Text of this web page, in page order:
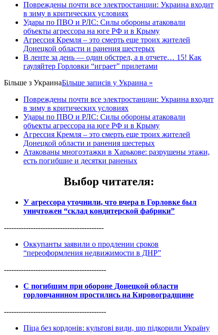
Повреждены почти все электростанции: Украина входит
в зиму в критических условиях
Удары по ПВО и РЛС: Силы обороны атаковали
объекты агрессора на юге РФ и в Крыму
Агрессия Кремля – это смерть еще троих жителей
Донецкой области и ранения шестерых
В ленте за день — один обстрел, а в отчете… 15! Как
гауляйтер Горловки “играет” прилетами
Більше з УкраинаБільше записів у Украина »
Повреждены почти все электростанции: Украина входит
в зиму в критических условиях
Удары по ПВО и РЛС: Силы обороны атаковали
объекты агрессора на юге РФ и в Крыму
Агрессия Кремля – это смерть еще троих жителей
Донецкой области и ранения шестерых
Атакованы многоэтажки в Харькове: разрушены этажи,
есть погибшие и десятки раненых
Выбор читателя:
У агрессора уточнили, что вчера в Горловке был
уничтожен “склад кондитерской фабрики”
-----------------------------------------
Оккупанты заявили о продлении сроков
“переоформления недвижимости в ДНР”
------------------------------------------
С погибшим при обороне Донецкой области
горловчанином простились на Кировоградщине
------------------------------------------
Піца без кордонів: культові види, що підкорили Україну